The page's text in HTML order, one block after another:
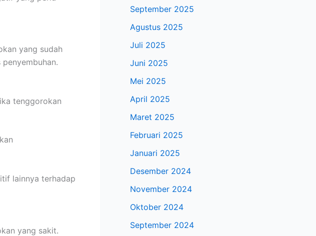
yang sudah
tenggorokan
lainnya terhadap
yang sakit.
September 2025
Agustus 2025
Juli 2025
Juni 2025
Mei 2025
April 2025
Maret 2025
Februari 2025
Januari 2025
Desember 2024
November 2024
Oktober 2024
September 2024